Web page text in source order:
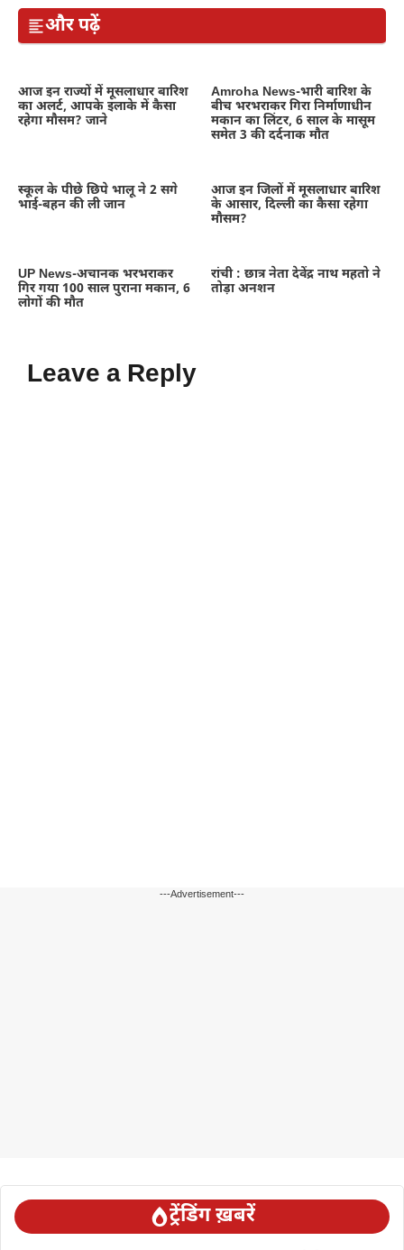
और पढ़ें
आज इन राज्यों में मूसलाधार बारिश
का अलर्ट, आपके इलाके में कैसा
रहेगा मौसम? जाने
Amroha News-भारी बारिश के
बीच भरभराकर गिरा निर्माणाधीन
मकान का लिंटर, 6 साल के मासूम
समेत 3 की दर्दनाक मौत
स्कूल के पीछे छिपे भालू ने 2 सगे
भाई-बहन की ली जान
आज इन जिलों में मूसलाधार बारिश
के आसार, दिल्ली का कैसा रहेगा
मौसम?
UP News-अचानक भरभराकर
गिर गया 100 साल पुराना मकान, 6
लोगों की मौत
रांची : छात्र नेता देवेंद्र नाथ महतो ने
तोड़ा अनशन
Leave a Reply
---Advertisement---
ट्रेंडिंग ख़बरें